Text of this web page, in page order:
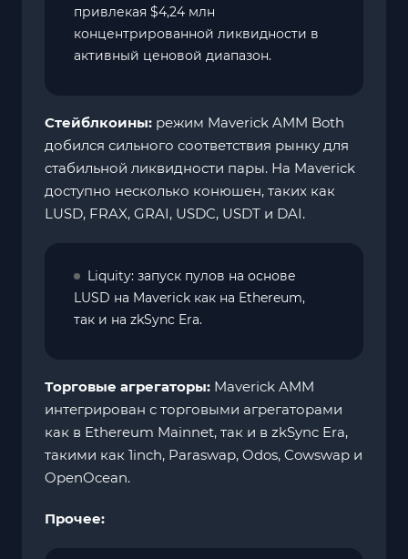
привлекая $4,24 млн
концентрированной ликвидности в
активный ценовой диапазон.
Стейблкоины: режим Maverick AMM Both
добился сильного соответствия рынку для
стабильной ликвидности пары. На Maverick
доступно несколько конюшен, таких как
LUSD, FRAX, GRAI, USDC, USDT и DAI.
Liquity: запуск пулов на основе
LUSD на Maverick как на Ethereum,
так и на zkSync Era.
Торговые агрегаторы: Maverick AMM
интегрирован с торговыми агрегаторами
как в Ethereum Mainnet, так и в zkSync Era,
такими как 1inch, Paraswap, Odos, Cowswap и
OpenOcean.
Прочее: